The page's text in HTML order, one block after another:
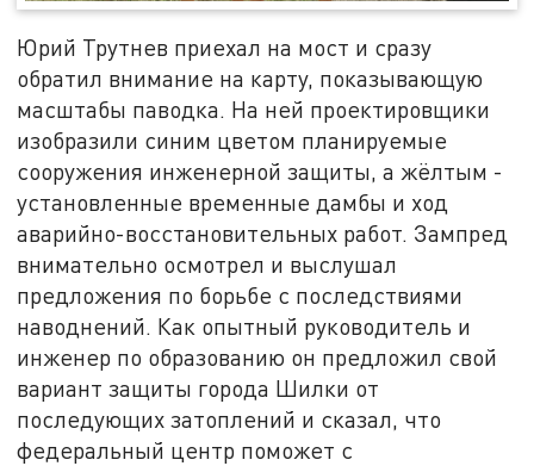
Юрий Трутнев приехал на мост и сразу
обратил внимание на карту, показывающую
масштабы паводка. На ней проектировщики
изобразили синим цветом планируемые
сооружения инженерной защиты, а жёлтым -
установленные временные дамбы и ход
аварийно-восстановительных работ. Зампред
внимательно осмотрел и выслушал
предложения по борьбе с последствиями
наводнений. Как опытный руководитель и
инженер по образованию он предложил свой
вариант защиты города Шилки от
последующих затоплений и сказал, что
федеральный центр поможет с